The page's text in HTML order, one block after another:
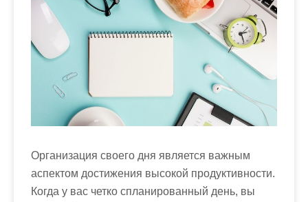
Организация своего дня является важным
аспектом достижения высокой продуктивности.
Когда у вас четко спланированный день, вы